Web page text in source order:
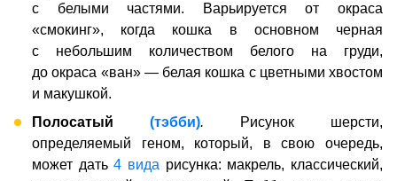
с белыми частями. Варьируется от окраса
«смокинг», когда кошка в основном черная
с небольшим количеством белого на груди,
до окраса «ван» — белая кошка с цветными хвостом
и макушкой.
Полосатый (тэбби). Рисунок шерсти,
определяемый геном, который, в свою очередь,
может дать4 вида рисунка: макрель, классический,